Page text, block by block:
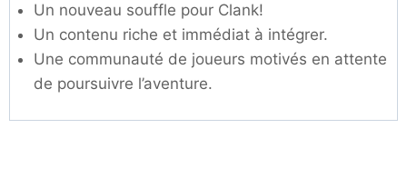
Un nouveau souffle pour Clank!
Un contenu riche et immédiat à intégrer.
Une communauté de joueurs motivés en attente
de poursuivre l’aventure.